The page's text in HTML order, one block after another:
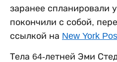
заранее спланировали
покончили с собой,
ссылкой на New York
Тела 64-летней Эми